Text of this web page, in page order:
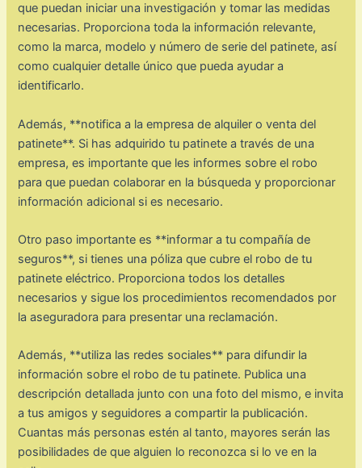
que puedan iniciar una investigación y tomar las medidas
necesarias. Proporciona toda la información relevante,
como la marca, modelo y número de serie del patinete, así
como cualquier detalle único que pueda ayudar a
identificarlo.
Además, **notifica a la empresa de alquiler o venta del
patinete**. Si has adquirido tu patinete a través de una
empresa, es importante que les informes sobre el robo
para que puedan colaborar en la búsqueda y proporcionar
información adicional si es necesario.
Otro paso importante es **informar a tu compañía de
seguros**, si tienes una póliza que cubre el robo de tu
patinete eléctrico. Proporciona todos los detalles
necesarios y sigue los procedimientos recomendados por
la aseguradora para presentar una reclamación.
Además, **utiliza las redes sociales** para difundir la
información sobre el robo de tu patinete. Publica una
descripción detallada junto con una foto del mismo, e invita
a tus amigos y seguidores a compartir la publicación.
Cuantas más personas estén al tanto, mayores serán las
posibilidades de que alguien lo reconozca si lo ve en la